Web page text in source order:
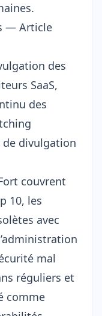
— Article
des
SaaS,
des
divulgation
couvrent
10, les
avec
mal
réguliers et
comme